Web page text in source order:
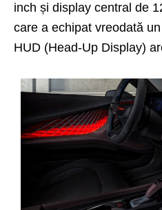
inch și display central de
care a echipat vreodată
HUD (Head-Up Display)